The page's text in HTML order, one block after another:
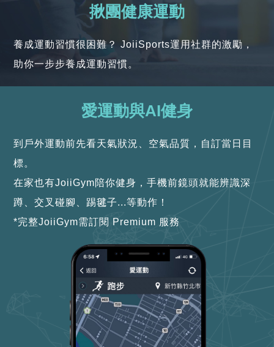
揪團健康運動
養成運動習慣很困難？ JoiiSports運用社群的激勵，
助你一步步養成運動習慣。
愛運動與AI健身
到戶外運動前先看天氣狀況、空氣品質，自訂當日目
標。
在家也有JoiiGym陪你健身，手機前鏡頭就能辨識深
蹲、交叉碰腳、踢毽子...等動作！
*完整JoiiGym需訂閱 Premium 服務